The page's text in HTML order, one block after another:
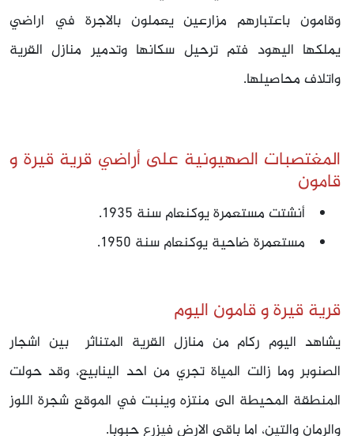
وقامون باعتبارهم مزارعين يعملون بالاجرة في اراضي
يملكها اليهود فتم ترحيل سكانها وتدمير منازل القرية
واتلاف محاصيلها.
المغتصبات الصهيونية على أراضي قرية قيرة و
قامون
أنشتت مستعمرة يوكنعام سنة 1935.
مستعمرة ضاحية يوكنعام سنة 1950.
قرية قيرة و قامون اليوم
يشاهد اليوم ركام من منازل القرية المتناثر
بين اشجار
الصنوبر وما زالت المياة تجري من احد الينابيع، وقد حولت
المنطقة المحيطة الى منتزه وينبت في الموقع شجرة اللوز
والرمان والتين، اما باقي الارض فيزرع حبوبا.